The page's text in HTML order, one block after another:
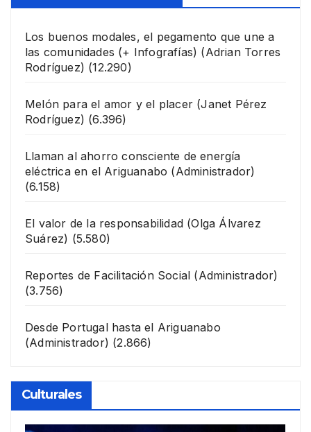
Los buenos modales, el pegamento que une a
las comunidades (+ Infografías) (Adrian Torres
Rodríguez) (12.290)
Melón para el amor y el placer (Janet Pérez
Rodríguez) (6.396)
Llaman al ahorro consciente de energía
eléctrica en el Ariguanabo (Administrador)
(6.158)
El valor de la responsabilidad (Olga Álvarez
Suárez) (5.580)
Reportes de Facilitación Social (Administrador)
(3.756)
Desde Portugal hasta el Ariguanabo
(Administrador) (2.866)
Culturales